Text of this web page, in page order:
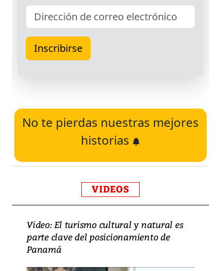
No te pierdas nuestras mejores
historias
VIDEOS
Video: El turismo cultural y natural es
parte clave del posicionamiento de
Panamá